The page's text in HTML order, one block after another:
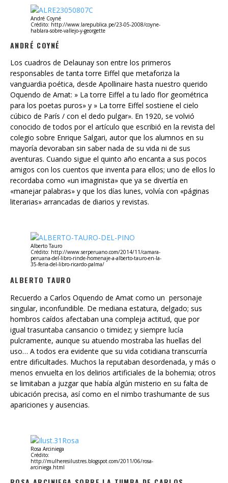
Crédito: http://www.larepublica.pe/23-05-2008/coyne-
hablara-sobre-vallejo-y-georgette
ANDRÉ COYNÉ
Los cuadros de Delaunay son entre los primeros
vanguardia poética, desde Apollinaire hasta nuestro querido
Oquendo de Amat: » La torre Eiffel a tu lado flor geométrica
para los poetas puros» y » La torre Eiffel sostiene el cielo
cúbico de París / con el dedo pulgar». En 1920, se volvió
conocido de todos por el artículo que escribió en la revista del
colegio sobre Enrique Salgari, autor que los alumnos en su
mayoría devoraban sin saber nada de su vida ni de sus
aventuras. Cuando sigue el quinto año encanta a sus pocos
amigos con los cuentos que inventa para ellos; uno de ellos lo
recordaba como «un imaginista» que ya se divertía en
«manejar palabras» y que los días lunes, volvía con «páginas
literarias» arrancadas de diarios y revistas.
Crédito: http://www.serperuano.com/2014/11/camara-
peruana-del-libro-rinde-homenaje-a-alberto-tauro-en-la-
35-feria-del-libro-ricardo-palma/
ALBERTO TAURO
Recuerdo a Carlos Oquendo de Amat como un personaje
hombros caídos afectaban una compleja actitud, que por
igual trasuntaba cansancio o timidez; y siempre lucía
pulcramente, aunque su atuendo mostraba las huellas del
uso… A todos era evidente que su vida cotidiana transcurría
entre dificultades. Muchos la reputaban desordenada, y más o
menos envuelta en los delirios artificiales de la bohemia; otros
se limitaban a juzgar que había algún misterio en su falta de
ubicación precisa, así como en el nimbo trashumante de sus
apariciones y ausencias.
Crédito:
http://mulheresilustres.blogspot.com/2011/06/rosa-
arciniega.html
ROSA ARCINIEGA SOBRE LA TUMBA DE CARLOS
OQUENDO DE AMAT